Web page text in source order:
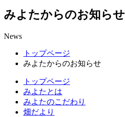
みよたからのお知らせ
News
トップページ
みよたからのお知らせ
トップページ
みよたとは
みよたのこだわり
畑だより